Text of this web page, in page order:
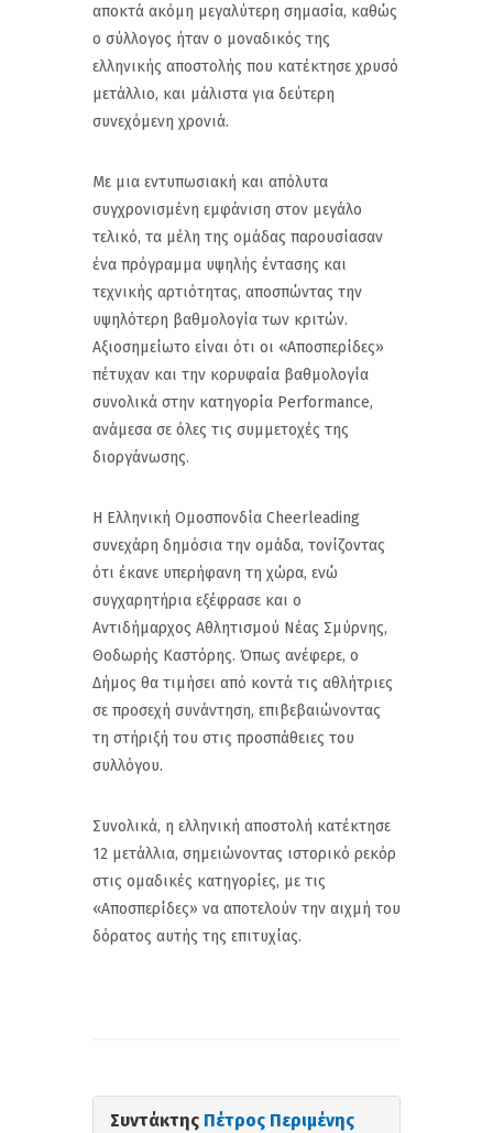
αποκτά ακόμη μεγαλύτερη σημασία, καθώς
ο σύλλογος ήταν ο μοναδικός της
ελληνικής αποστολής που κατέκτησε χρυσό
μετάλλιο, και μάλιστα για δεύτερη
συνεχόμενη χρονιά.
Με μια εντυπωσιακή και απόλυτα
συγχρονισμένη εμφάνιση στον μεγάλο
τελικό, τα μέλη της ομάδας παρουσίασαν
ένα πρόγραμμα υψηλής έντασης και
τεχνικής αρτιότητας, αποσπώντας την
υψηλότερη βαθμολογία των κριτών.
Αξιοσημείωτο είναι ότι οι «Αποσπερίδες»
πέτυχαν και την κορυφαία βαθμολογία
συνολικά στην κατηγορία Performance,
ανάμεσα σε όλες τις συμμετοχές της
διοργάνωσης.
Η Ελληνική Ομοσπονδία Cheerleading
συνεχάρη δημόσια την ομάδα, τονίζοντας
ότι έκανε υπερήφανη τη χώρα, ενώ
συγχαρητήρια εξέφρασε και ο
Αντιδήμαρχος Αθλητισμού Νέας Σμύρνης,
Θοδωρής Καστόρης. Όπως ανέφερε, ο
Δήμος θα τιμήσει από κοντά τις αθλήτριες
σε προσεχή συνάντηση, επιβεβαιώνοντας
τη στήριξή του στις προσπάθειες του
συλλόγου.
Συνολικά, η ελληνική αποστολή κατέκτησε
12 μετάλλια, σημειώνοντας ιστορικό ρεκόρ
στις ομαδικές κατηγορίες, με τις
«Αποσπερίδες» να αποτελούν την αιχμή του
δόρατος αυτής της επιτυχίας.
Συντάκτης Πέτρος Περιμένης